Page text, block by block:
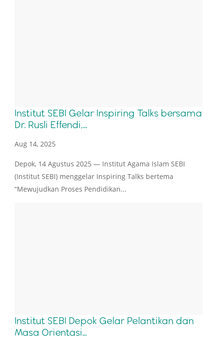
Institut SEBI Gelar Inspiring Talks bersama
Dr. Rusli Effendi,...
Aug 14, 2025
Depok, 14 Agustus 2025 — Institut Agama Islam SEBI
(Institut SEBI) menggelar Inspiring Talks bertema
“Mewujudkan Proses Pendidikan...
Institut SEBI Depok Gelar Pelantikan dan
Masa Orientasi...